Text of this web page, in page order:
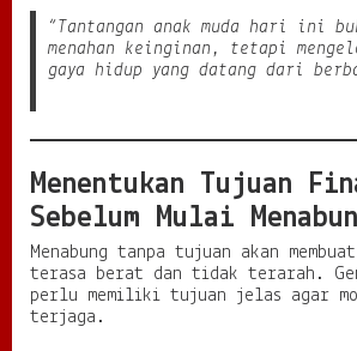
“Tantangan anak muda hari ini
menahan keinginan, tetapi
gaya hidup yang datang dari
Menentukan Tujuan
Sebelum Mulai
Menabung tanpa tujuan akan
terasa berat dan tidak terarah.
perlu memiliki tujuan jelas agar
terjaga.